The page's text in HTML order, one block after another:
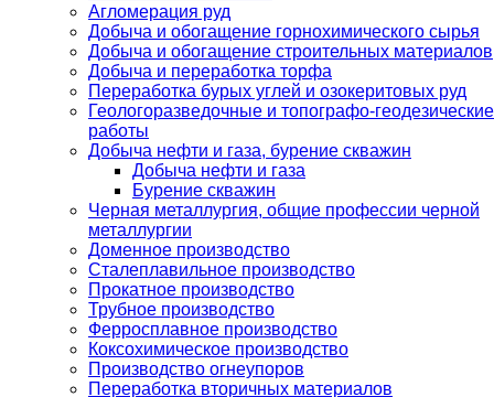
Агломерация руд
Добыча и обогащение горнохимического сырья
Добыча и обогащение строительных материалов
Добыча и переработка торфа
Переработка бурых углей и озокеритовых руд
Геологоразведочные и топографо-геодезические
работы
Добыча нефти и газа, бурение скважин
Добыча нефти и газа
Бурение скважин
Черная металлургия, общие профессии черной
металлургии
Доменное производство
Сталеплавильное производство
Прокатное производство
Трубное производство
Ферросплавное производство
Коксохимическое производство
Производство огнеупоров
Переработка вторичных материалов